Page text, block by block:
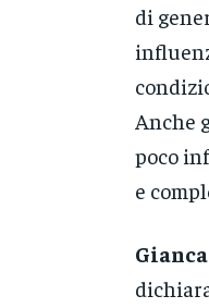
di
Anche
poco
e